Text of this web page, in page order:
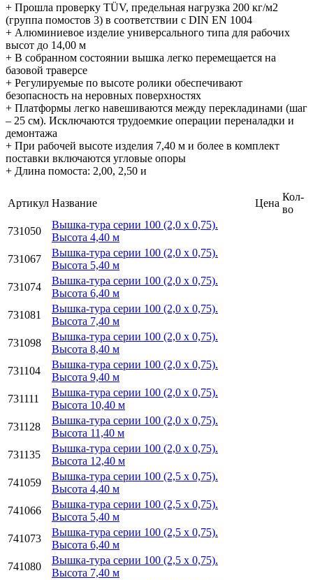
+ Прошла проверку TÜV, предельная нагрузка 200 кг/м2
(группа помостов 3) в соответствии с DIN EN 1004
+ Алюминиевое изделие универсального типа для рабочих
высот до 14,00 м
+ В собранном состоянии вышка легко перемещается на
базовой траверсе
+ Регулируемые по высоте ролики обеспечивают
безопасность на неровных поверхностях
+ Платформы легко навешиваются между перекладинами (шаг
– 25 см). Исключаются трудоемкие операции переналадки и
демонтажа
+ При рабочей высоте изделия 7,40 м и более в комплект
поставки включаются угловые опоры
+ Длина помоста: 2,00, 2,50 и
Артикул Название Цена
Кол-
во
731050
Вышка-тура серии 100 (2,0 х 0,75).
Высота 4,40 м
731067
Вышка-тура серии 100 (2,0 х 0,75).
Высота 5,40 м
731074
Вышка-тура серии 100 (2,0 х 0,75).
Высота 6,40 м
731081
Вышка-тура серии 100 (2,0 х 0,75).
Высота 7,40 м
731098
Вышка-тура серии 100 (2,0 х 0,75).
Высота 8,40 м
731104
Вышка-тура серии 100 (2,0 х 0,75).
Высота 9,40 м
731111
Вышка-тура серии 100 (2,0 х 0,75).
Высота 10,40 м
731128
Вышка-тура серии 100 (2,0 х 0,75).
Высота 11,40 м
731135
Вышка-тура серии 100 (2,0 х 0,75).
Высота 12,40 м
741059
Вышка-тура серии 100 (2,5 х 0,75).
Высота 4,40 м
741066
Вышка-тура серии 100 (2,5 х 0,75).
Высота 5,40 м
741073
Вышка-тура серии 100 (2,5 х 0,75).
Высота 6,40 м
741080
Вышка-тура серии 100 (2,5 х 0,75).
Высота 7,40 м